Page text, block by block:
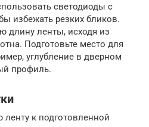
светодиоды с
избежать резких бликов.
длину ленты, исходя из
Подготовьте место для
углубление в дверном
профиль.
ленту к подготовленной